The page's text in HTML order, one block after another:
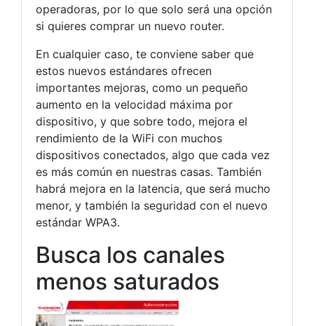
operadoras, por lo que solo será una opción
si quieres comprar un nuevo router.
En cualquier caso, te conviene saber que
estos nuevos estándares ofrecen
importantes mejoras, como un pequeño
aumento en la velocidad máxima por
dispositivo, y que sobre todo, mejora el
rendimiento de la WiFi con muchos
dispositivos conectados, algo que cada vez
es más común en nuestras casas. También
habrá mejora en la latencia, que será mucho
menor, y también la seguridad con el nuevo
estándar WPA3.
Busca los canales
menos saturados